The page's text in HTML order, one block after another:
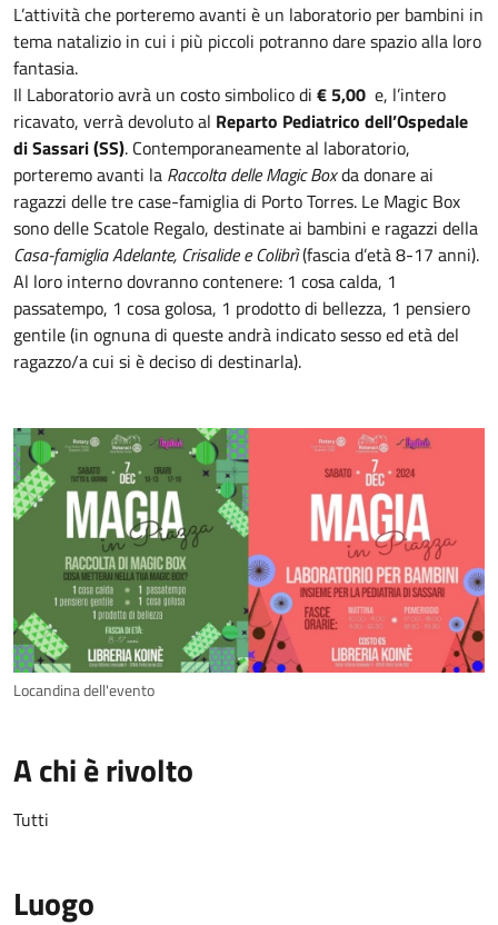
L’attività che porteremo avanti è un laboratorio per bambini in
tema natalizio in cui i più piccoli potranno dare spazio alla loro
fantasia.
Il Laboratorio avrà un costo simbolico di € 5,00 e, l’intero
ricavato, verrà devoluto al Reparto Pediatrico dell’Ospedale
di Sassari (SS). Contemporaneamente al laboratorio,
porteremo avanti la Raccolta delle Magic Boxda donare ai
ragazzi delle tre case-famiglia di Porto Torres. Le Magic Box
sono delle Scatole Regalo, destinate ai bambini e ragazzi della
Casa-famiglia Adelante, Crisalide e Colibrì(fascia d’età 8-17 anni).
Al loro interno dovranno contenere: 1 cosa calda, 1
passatempo, 1 cosa golosa, 1 prodotto di bellezza, 1 pensiero
gentile (in ognuna di queste andrà indicato sesso ed età del
ragazzo/a cui si è deciso di destinarla).
Locandina dell'evento
A chi è rivolto
Tutti
Luogo